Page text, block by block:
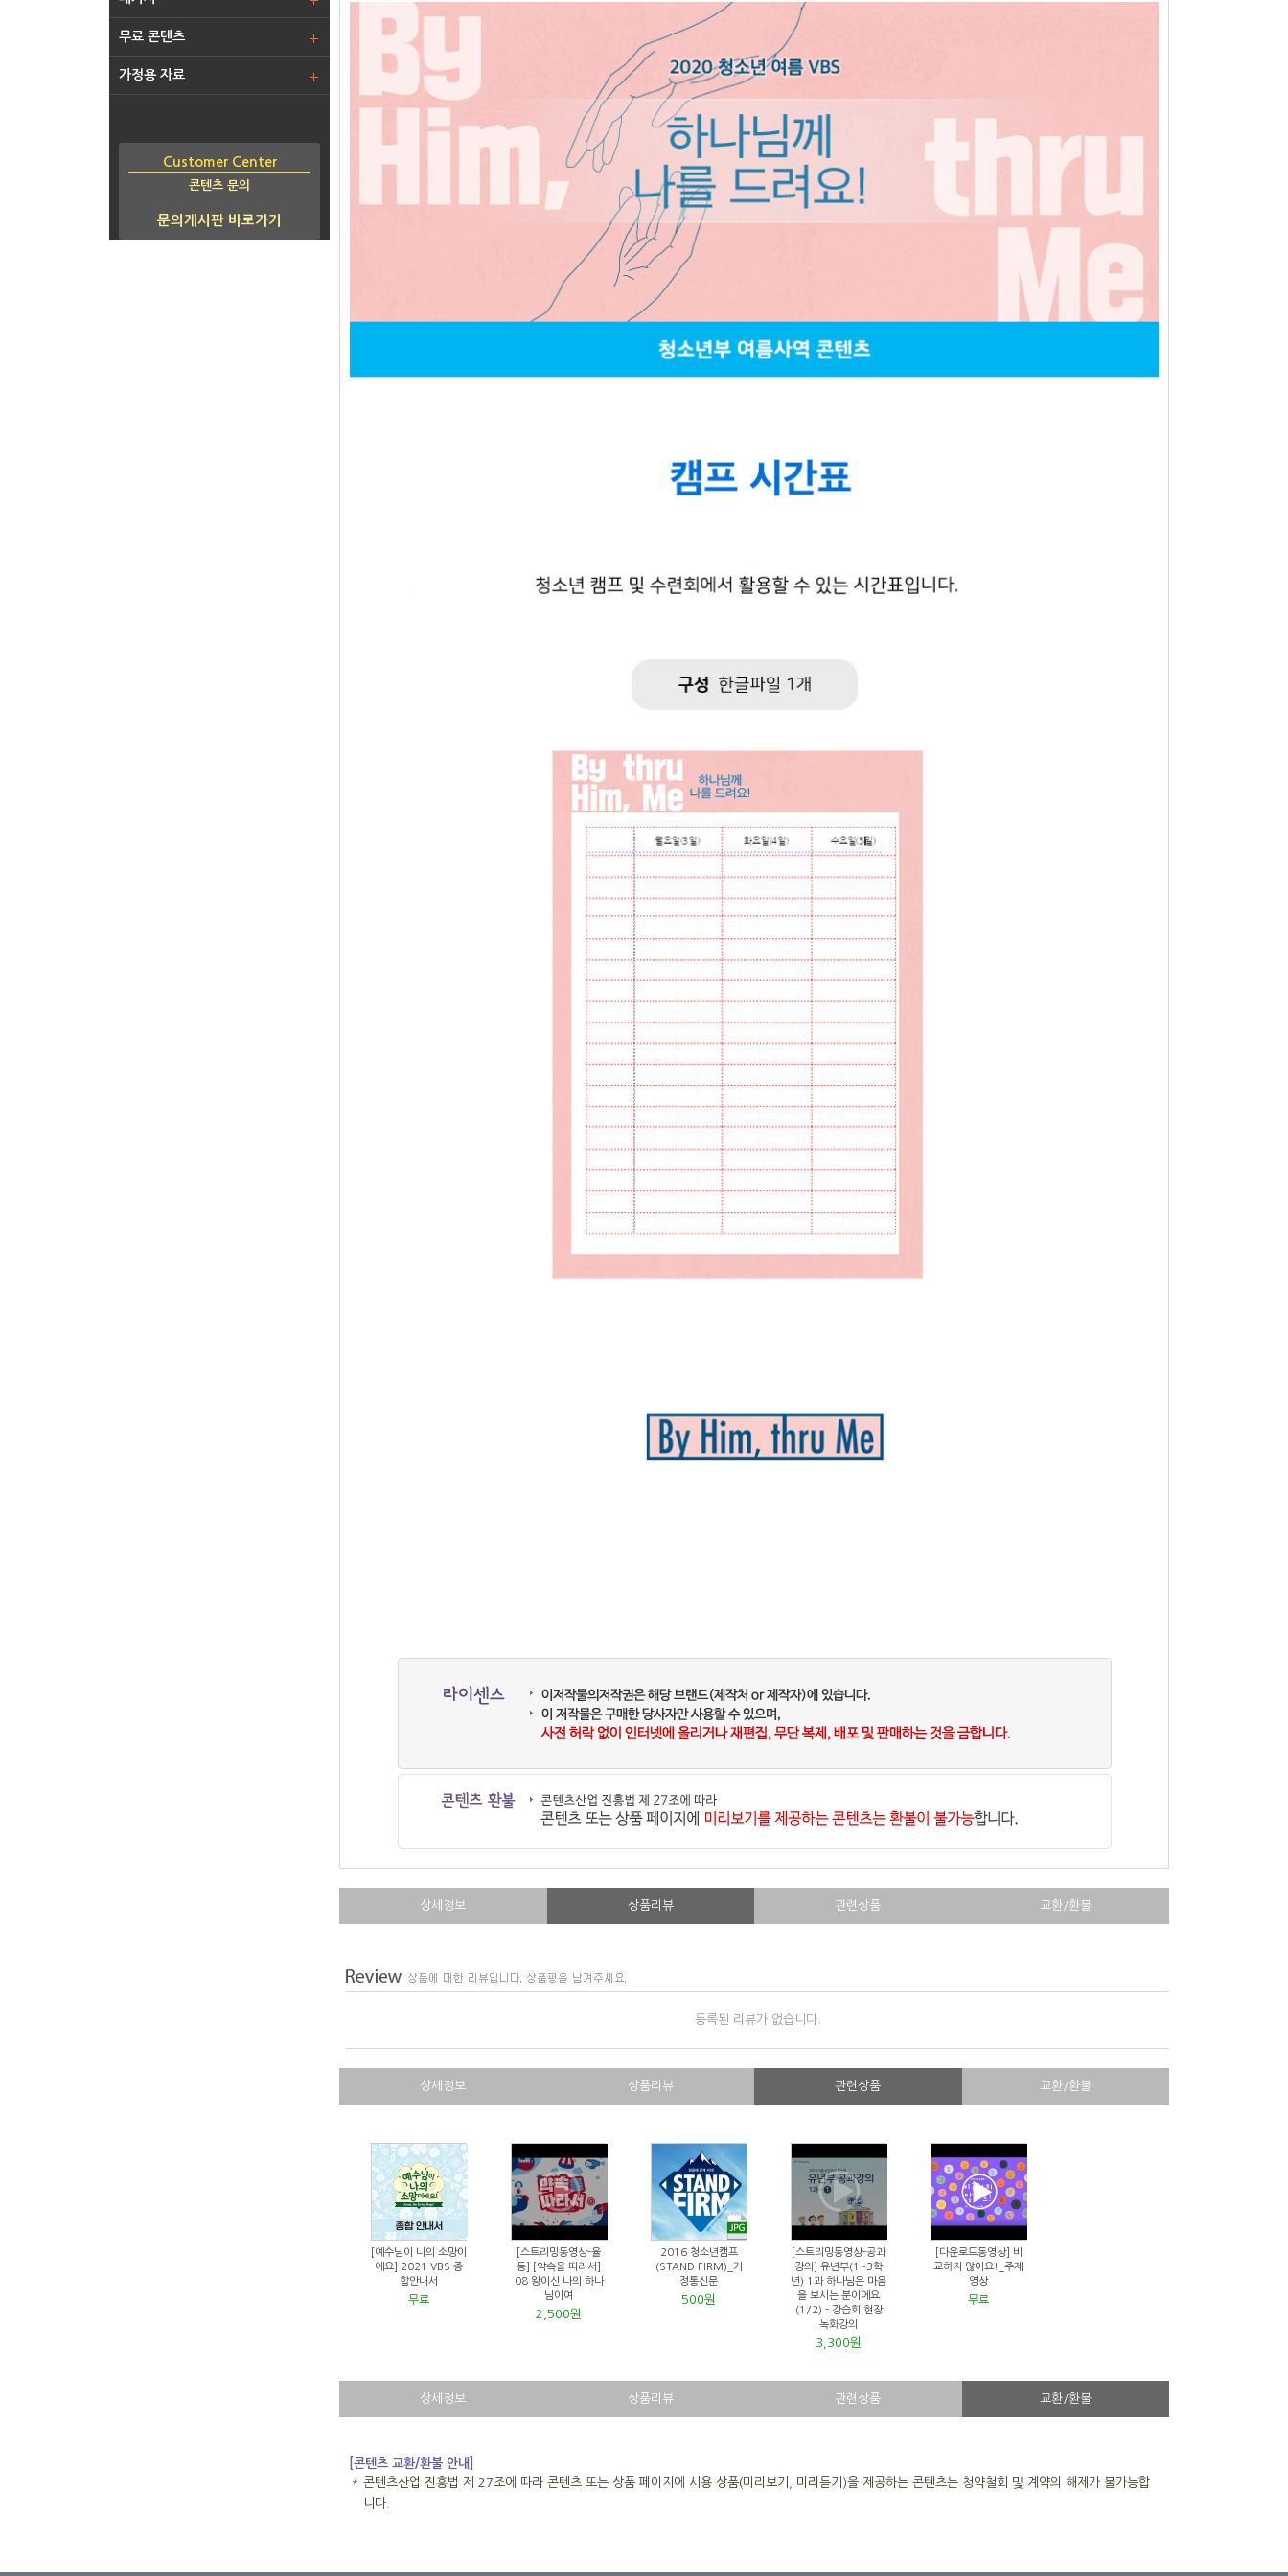
무료 콘텐츠
가정용 자료
Customer Center
콘텐츠 문의
문의게시판 바로가기
상세정보 상품리뷰 관련상품 교환/환불
등록된 리뷰가 없습니다.
상세정보 상품리뷰 관련상품 교환/환불
[예수님이 나의 소망이
에요] 2021 VBS 종
합안내서
무료
[스트리밍동영상-율
동] [약속을 따라서]
08 왕이신 나의 하나
님이여
2,500원
2016 청소년캠프
(STAND FIRM)_가
정통신문
500원
[스트리밍동영상-공과
강의] 유년부(1~3학
년) 1과 하나님은 마음
을 보시는 분이에요
(1/2) - 강습회 현장
녹화강의
3,300원
[다운로드동영상] 비
교하지 않아요!_주제
영상
무료
상세정보 상품리뷰 관련상품 교환/환불
[콘텐츠 교환/환불 안내]
＊ 콘텐츠산업 진흥법 제 27조에 따라 콘텐츠 또는 상품 페이지에 시용 상품(미리보기, 미리듣기)을 제공하는 콘텐츠는 청약철회 및 계약의 해제가 불가능합
니다.